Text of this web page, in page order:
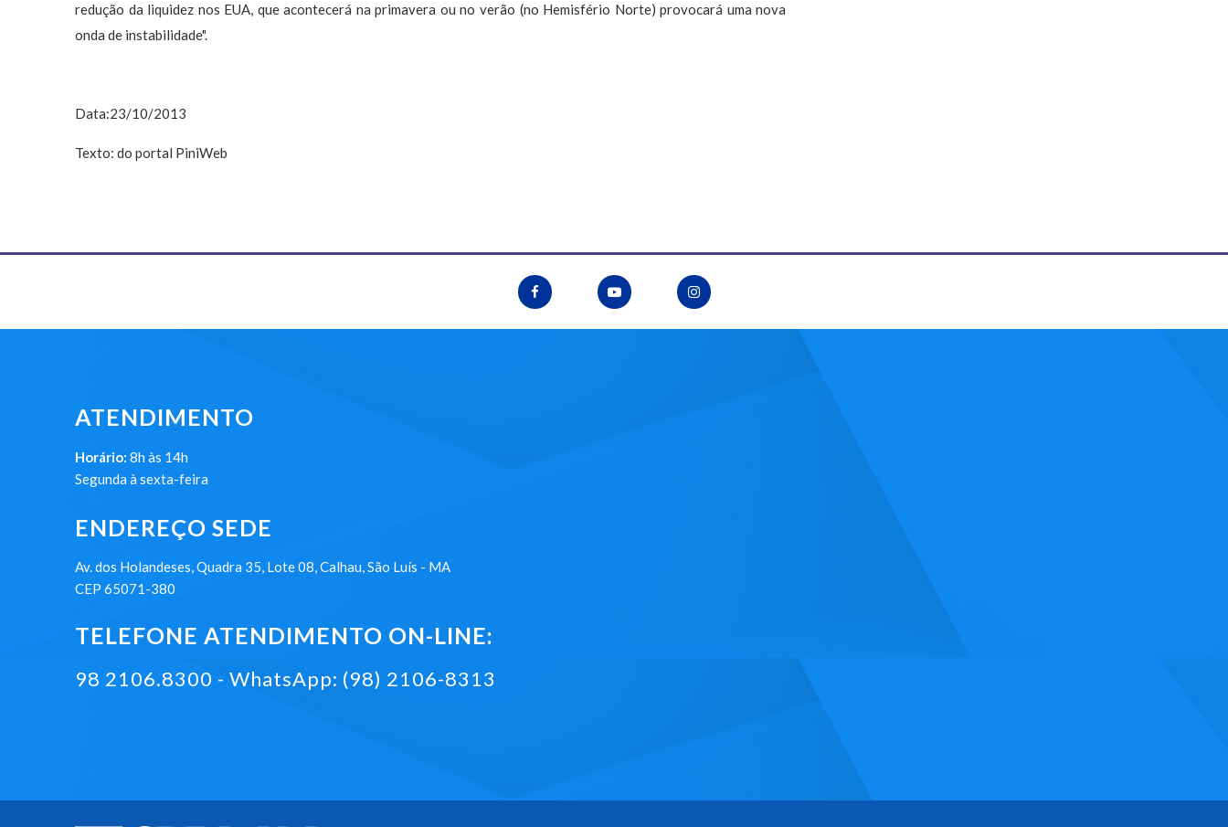
redução da liquidez nos EUA, que acontecerá na primavera ou no verão (no Hemisfério Norte) provocará uma nova
onda de instabilidade".
Data:23/10/2013
Texto: do portal PiniWeb
ATENDIMENTO
Horário: 8h às 14h
Segunda à sexta-feira
ENDEREÇO SEDE
Av. dos Holandeses, Quadra 35, Lote 08, Calhau, São Luís - MA
CEP 65071-380
TELEFONE ATENDIMENTO ON-LINE:
98 2106.8300 - WhatsApp: (98) 2106-8313